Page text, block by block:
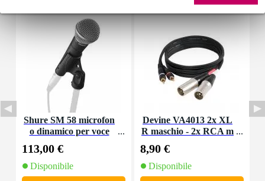
Shure SM 58 microfon
o dinamico per voce
113,00 €
Disponibile
Devine VA4013 2x XL
R maschio - 2x RCA m
8,90 €
Disponibile